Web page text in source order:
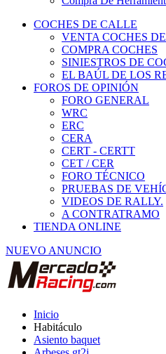
COCHES DE CALLE
VENTA COCHES
COMPRA COCHES
SINIESTROS DE
EL BAÚL DE LOS
FOROS DE OPINIÓN
FORO GENERAL
WRC
ERC
CERA
CERT - CERTT
CET / CER
FORO TÉCNICO
PRUEBAS DE
VIDEOS DE RALLY.
A CONTRATRAMO
TIENDA ONLINE
NUEVO ANUNCIO
Habitáculo
Asiento baquet
Arbeses gt2i